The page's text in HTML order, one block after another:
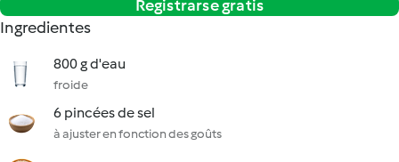
Registrarse gratis
Ingredientes
800 g d'eau
froide
6 pincées de sel
à ajuster en fonction des goûts